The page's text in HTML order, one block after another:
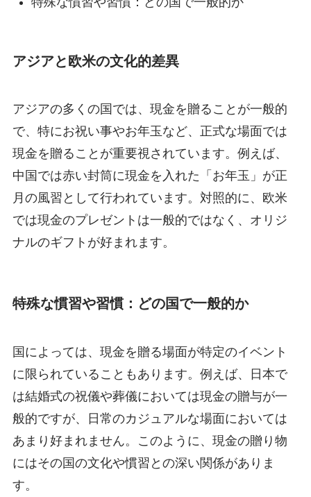
アジアと欧米の文化的差異
アジアの多くの国では、現金を贈ることが一般的
で、特にお祝い事やお年玉など、正式な場面では
現金を贈ることが重要視されています。例えば、
中国では赤い封筒に現金を入れた「お年玉」が正
月の風習として行われています。対照的に、欧米
では現金のプレゼントは一般的ではなく、オリジ
ナルのギフトが好まれます。
特殊な慣習や習慣：どの国で一般的か
国によっては、現金を贈る場面が特定のイベント
に限られていることもあります。例えば、日本で
は結婚式の祝儀や葬儀においては現金の贈与が一
般的ですが、日常のカジュアルな場面においては
あまり好まれません。このように、現金の贈り物
にはその国の文化や慣習との深い関係がありま
す。